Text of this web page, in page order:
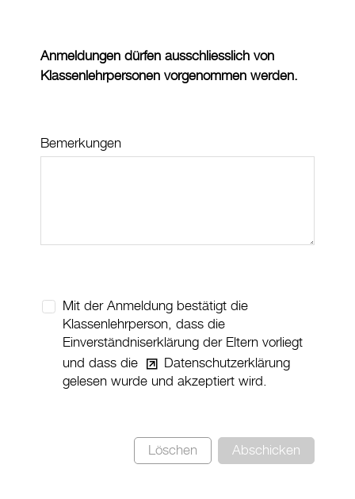
Anmeldungen dürfen ausschliesslich von
Klassenlehrpersonen vorgenommen werden.
Bemerkungen
Mit der Anmeldung bestätigt die
Klassenlehrperson, dass die
Einverständniserklärung der Eltern vorliegt
und dass die
Datenschutzerklärung
gelesen wurde und akzeptiert wird.
Löschen Abschicken